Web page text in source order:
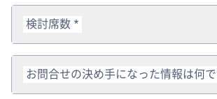
検討席数 *
お問合せの決め手になった情報は何